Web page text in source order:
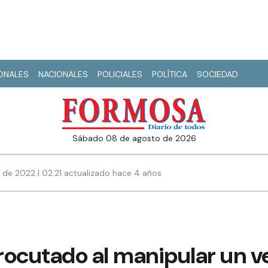
NACIONALES POLICIALES POLÍTICA SOCIEDAD
sábado 08 de agosto de 2026
de 2022 | 02:21 actualizado hace 4 años
al manipular un